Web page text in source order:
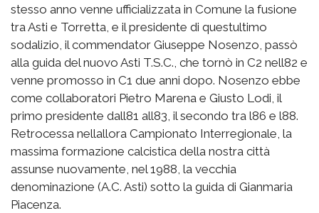
stesso anno venne ufficializzata in Comune la fusione
tra Asti e Torretta, e il presidente di questultimo
sodalizio, il commendator Giuseppe Nosenzo, passò
alla guida del nuovo Asti T.S.C., che tornò in C2 nell82 e
venne promosso in C1 due anni dopo. Nosenzo ebbe
come collaboratori Pietro Marena e Giusto Lodi, il
primo presidente dall81 all83, il secondo tra l86 e l88.
Retrocessa nellallora Campionato Interregionale, la
massima formazione calcistica della nostra città
assunse nuovamente, nel 1988, la vecchia
denominazione (A.C. Asti) sotto la guida di Gianmaria
Piacenza.